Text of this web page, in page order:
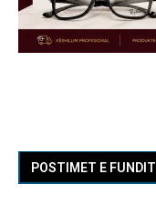
POSTIMET E FUNDIT